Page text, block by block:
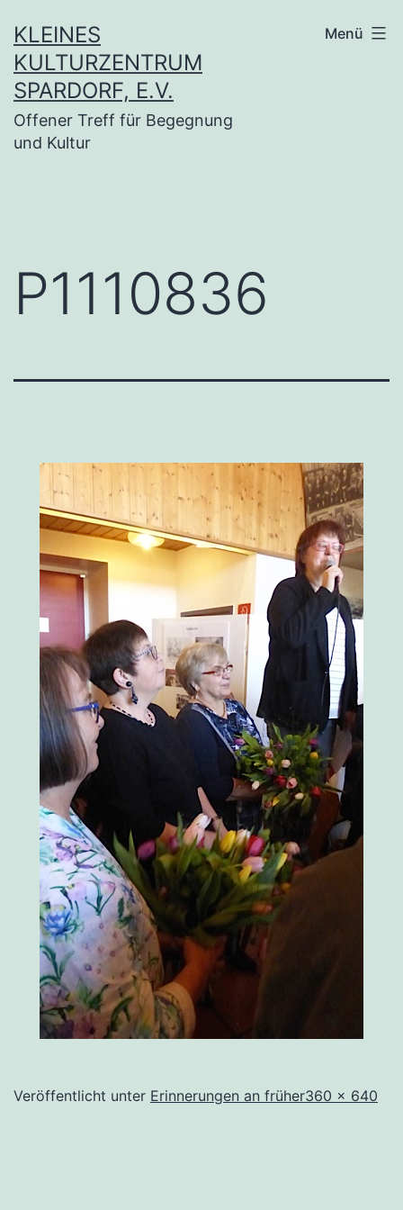
Inhalt
springen
KLEINES
KULTURZENTRUM
SPARDORF, E.V.
Offener Treff für Begegnung
und Kultur
Menü
P1110836
Veröffentlicht unter Erinnerungen an früherOriginalgröße
360 × 640